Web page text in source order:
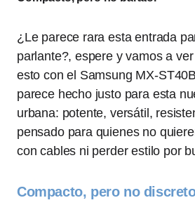
¿Le parece rara esta entrada
parlante?, espere y vamos a
esto con el Samsung MX-
parece hecho justo para esta
urbana: potente, versátil,
pensado para quienes no
con cables ni perder estilo por
Compacto, pero no